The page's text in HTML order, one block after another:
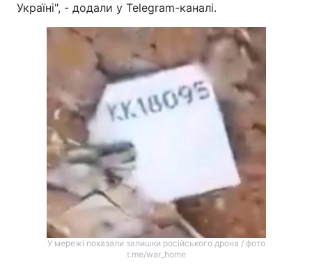
Україні", - додали у Telegram-каналі.
У мережі показали залишки російського дрона / фото
t.me/war_home